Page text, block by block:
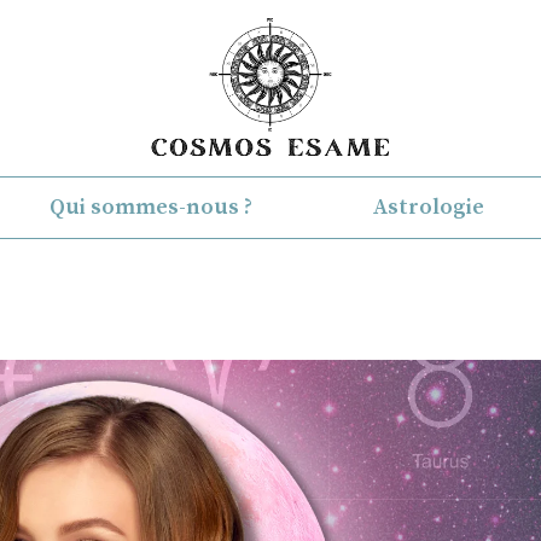
Qui sommes-nous ? Astrologie